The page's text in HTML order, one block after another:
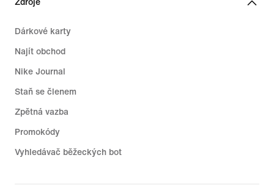
Zdroje
Dárkové karty
Najít obchod
Nike Journal
Staň se členem
Zpětná vazba
Promokódy
Vyhledávač běžeckých bot